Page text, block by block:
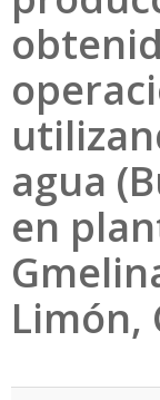
agua
en
Limón,